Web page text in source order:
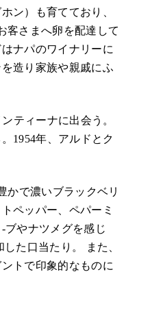
ン）も育てており、
客さまへ卵を配達して
ナパのワイナリーに
造り家族や親戚にふ
ティーナに出会う。
1954年、アルドとク
かで濃いブラックベリ
ペッパー、ペパーミ
ブやナツメグを感じ
た口当たり。 また、
トで印象的なものに